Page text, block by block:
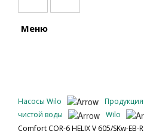
Меню
Насосы Wilo Продукция
чистой воды
Wilo
Comfort COR-6 HELIX V 605/SKw-EB-R